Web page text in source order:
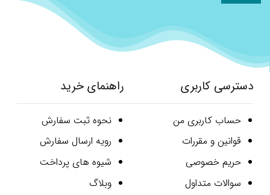
دسترسی کاربری
حساب کاربری من
قوانین و مقررات
حریم خصوصی
سوالات متداول
راهنمای خرید
نحوه ثبت سفارش
رویه ارسال سفارش
شیوه های پرداخت
وبلاگ